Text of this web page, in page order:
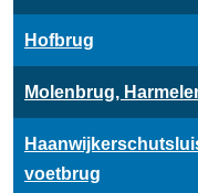
Hofbrug
Molenbrug,
voetbrug